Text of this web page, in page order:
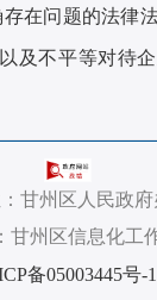
在问题的法律
及不平等对待
甘州区人民政府
甘州区信息化工
备05003445号-1